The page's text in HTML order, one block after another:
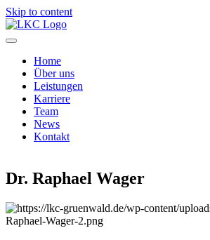
Skip to content
Home
Über uns
Leistungen
Karriere
Team
News
Kontakt
Dr. Raphael Wager